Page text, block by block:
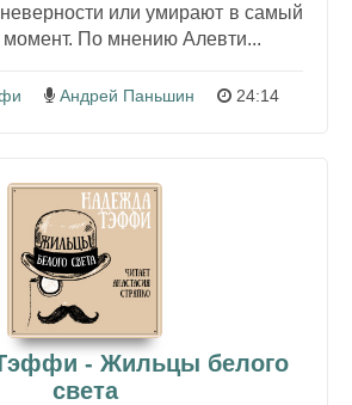
или умирают в самый
По мнению Алевти...
Андрей Паньшин 24:14
- Жильцы белого
света